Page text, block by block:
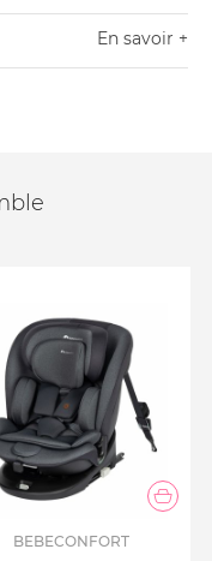
En savoir +
BEBECONFORT